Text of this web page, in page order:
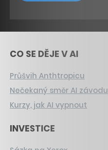
CO SE DĚJE V AI
Průšvih Anthtropicu
Nečekaný směr AI závodu
Kurzy, jak AI vypnout
INVESTICE